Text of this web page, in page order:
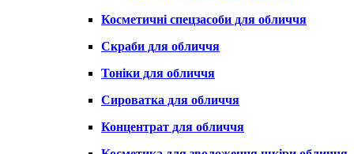
Косметичні спецзасоби для обличчя
Скраби для обличчя
Тоніки для обличчя
Сироватка для обличчя
Концентрат для обличчя